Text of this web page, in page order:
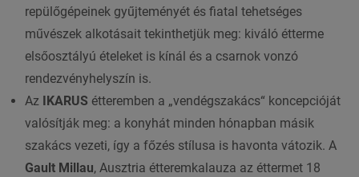
repülőgépeinek gyűjteményét és fiatal tehetséges
művészek alkotásait tekinthetjük meg: kiváló étterme
elsőosztályú ételeket is kínál és a csarnok vonzó
rendezvényhelyszín is.
Az
IKARUS étteremben a „vendégszakács“ koncepcióját
valósítják meg: a konyhát minden hónapban másik
szakács vezeti, így a főzés stílusa is havonta vátozik. A
Gault Millau, Ausztria étteremkalauza az éttermet 18